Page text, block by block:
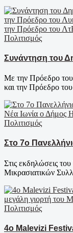
Πολιτισμός
Συνάντηση του
Με την Πρόεδρο
και την Πρόεδρο
Πολιτισμός
Στο 7ο
Στις εκδηλώσεις
Μικρασιατικών
Πολιτισμός
4ο Malevizi